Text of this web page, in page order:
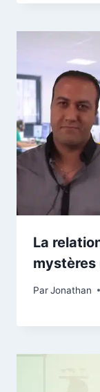
La
mystères
ParJonathan